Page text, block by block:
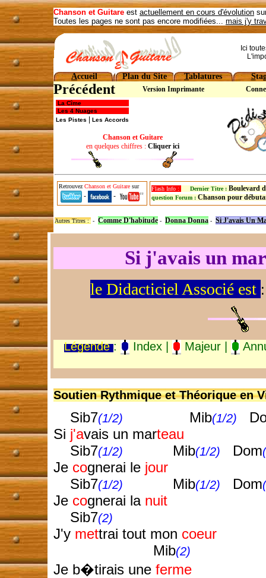
Chanson et Guitare est actuellement en cours d'évolution
Toutes les pages ne sont pas encore modifiées... mais j'y
Ici
Accueil Plan du Site Tablatures S
Précédent Version Imprimante
La Cîme
Les 4 Nuages
Les Pistes
Les Accords
Chanson et Guitare
en quelques chiffres : Cliquer ici
Retrouvez Chanson et Guitare sur
- -
Flash Info : Dernier Titre : Boulevard
question Forum : Chanson pour
Autres Titres : - Comme D'habitude - Donna Donna - Si J'avais Un
Si j'avais un
le Didacticiel Associé est
Légende: Index | Majeur |
Soutien Rythmique et Théorique en
Sib7(1/2) Mib(1/2)
Si j'avais un marteau
Sib7(1/2) Mib(1/2) Dom
Je cognerai le jour
Sib7(1/2) Mib(1/2) Dom
Je cognerai la nuit
Sib7(2)
J'y mettrai tout mon coeur
Mib(2)
Je b�tirais une ferme